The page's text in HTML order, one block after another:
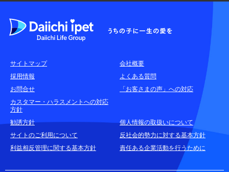
各種お問合せ窓口
耳や言葉の不自由なお客さまのお問合せ窓口
お申込みをご検討中のお客さま
(商品に関するお問合せ・資料請求)
資料請求はこちら
お電話でのお問合せはこちら 通話無料
サイトマップ
会社概要
採用情報
よくある質問
お問合せ
「お客さまの声」への対応
カスタマー・ハラスメントへの対応
方針
勧誘方針
個人情報の取扱いについて
サイトのご利用について
反社会的勢力に対する基本方針
利益相反管理に関する基本方針
責任ある企業活動を行うために